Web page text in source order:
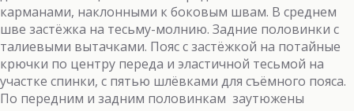
карманами, наклонными к боковым швам. В среднем
шве застёжка на тесьму-молнию. Задние половинки с
талиевыми вытачками. Пояс с застёжкой на потайные
крючки по центру переда и эластичной тесьмой на
участке спинки, с пятью шлёвками для съёмного пояса.
По передним и задним половинкам заутюжены